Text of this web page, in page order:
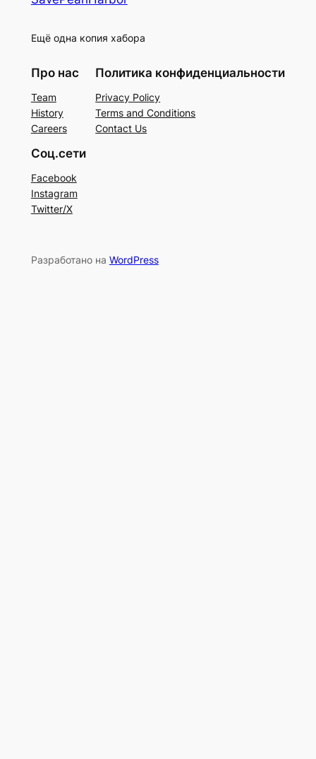
Ещё одна копия хабора
Про нас
Team
History
Careers
Политика конфиденциальности
Privacy Policy
Terms and Conditions
Contact Us
Соц.сети
Facebook
Instagram
Twitter/X
Разработано на WordPress